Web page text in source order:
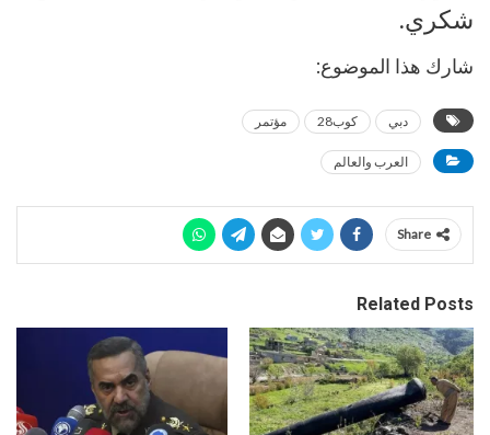
شكري.
شارك هذا الموضوع:
دبي كوب28 مؤتمر
العرب والعالم
Share
Related Posts